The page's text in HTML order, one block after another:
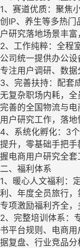
1、赛道优质：聚焦
创IP、养生等多热门
户研究落地场景丰富
2、工作纯粹：全程
公司统一提供办公设
专注用户调研、数据
3、完善扶持：配套
无复杂职场内耗，
完善的全国物流与
用户研究工作，落地
4、系统化孵化：3
提升，零基础手把
握电商用户研究全套
二、福利体系
1、暖心人文福利：
利、年度全员旅行，
专项激励福利齐全，
2、完整培训体系：
书平台规则、电商
据复盘、行业竞品